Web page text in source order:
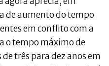
de aumento do tempo
em conflito com a
o tempo máximo de
três para dez anos em